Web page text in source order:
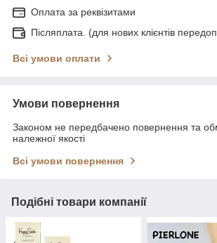
Оплата за реквізитами
Післяплата. (для нових клієнтів
Всі умови оплати
Умови повернення
Законом не передбачено повернення та
належної якості
Всі умови повернення
Подібні товари компанії